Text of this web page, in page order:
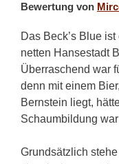
Bewertung von
Das Beck’s Blue
netten Hansestadt
Überraschend war
denn mit einem
Bernstein liegt,
Schaumbildung
Grundsätzlich